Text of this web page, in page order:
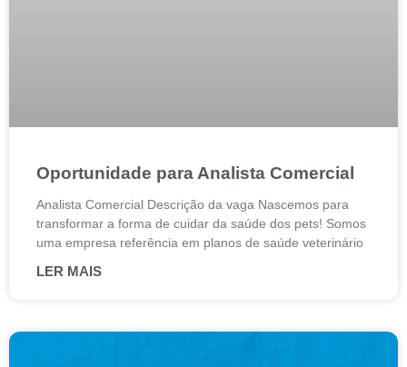
Oportunidade para Analista Comercial
Analista Comercial Descrição da vaga Nascemos para
transformar a forma de cuidar da saúde dos pets! Somos
uma empresa referência em planos de saúde veterinário
LER MAIS